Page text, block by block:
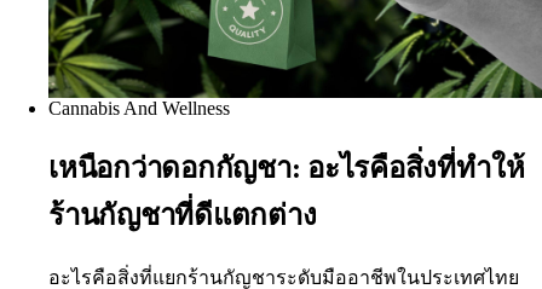
Cannabis And Wellness
เหนือกว่าดอกกัญชา: อะไรคือสิ่งที่ทำให้
ร้านกัญชาที่ดีแตกต่าง
อะไรคือสิ่งที่แยกร้านกัญชาระดับมืออาชีพในประเทศไทย